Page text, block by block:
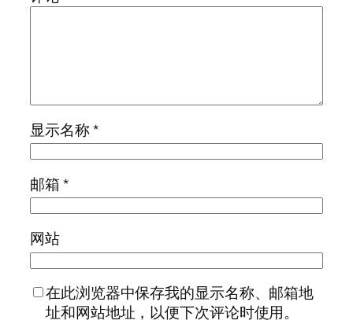
显示名称*
邮箱*
网站
在此浏览器中保存我的显示名称、邮箱地
址和网站地址，以便下次评论时使用。